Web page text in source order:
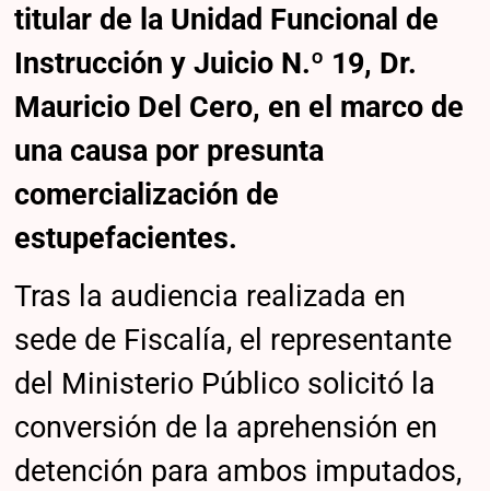
titular de la Unidad Funcional de
Instrucción y Juicio N.º 19, Dr.
Mauricio Del Cero, en el marco de
una causa por presunta
comercialización de
estupefacientes.
Tras la audiencia realizada en
sede de Fiscalía, el representante
del Ministerio Público solicitó la
conversión de la aprehensión en
detención para ambos imputados,